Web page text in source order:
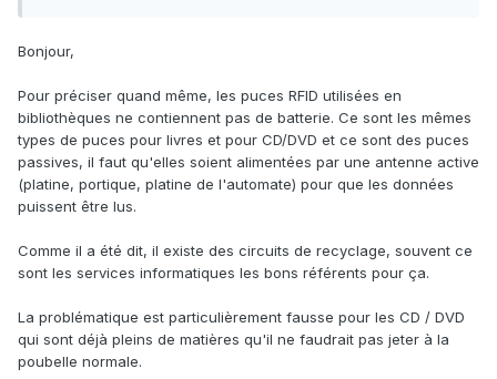
Bonjour,
Pour préciser quand même, les puces RFID utilisées en
bibliothèques ne contiennent pas de batterie. Ce sont les mêmes
types de puces pour livres et pour CD/DVD et ce sont des puces
passives, il faut qu'elles soient alimentées par une antenne active
(platine, portique, platine de l'automate) pour que les données
puissent être lus.
Comme il a été dit, il existe des circuits de recyclage, souvent ce
sont les services informatiques les bons référents pour ça.
La problématique est particulièrement fausse pour les CD / DVD
qui sont déjà pleins de matières qu'il ne faudrait pas jeter à la
poubelle normale.